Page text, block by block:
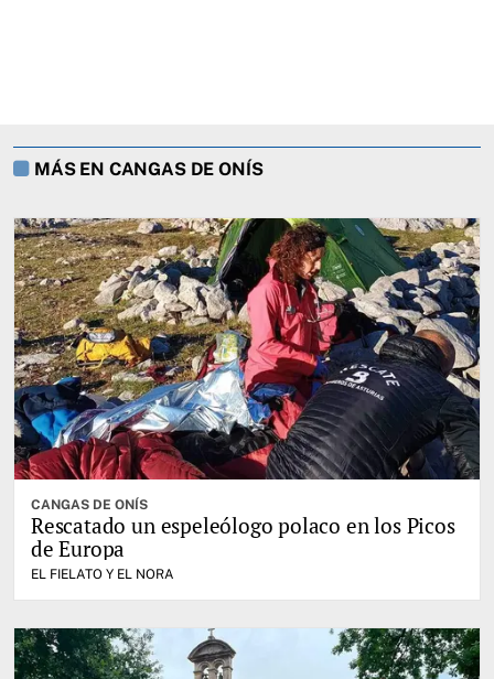
MÁS EN CANGAS DE ONÍS
CANGAS DE ONÍS
Rescatado un espeleólogo polaco en los Picos
de Europa
EL FIELATO Y EL NORA